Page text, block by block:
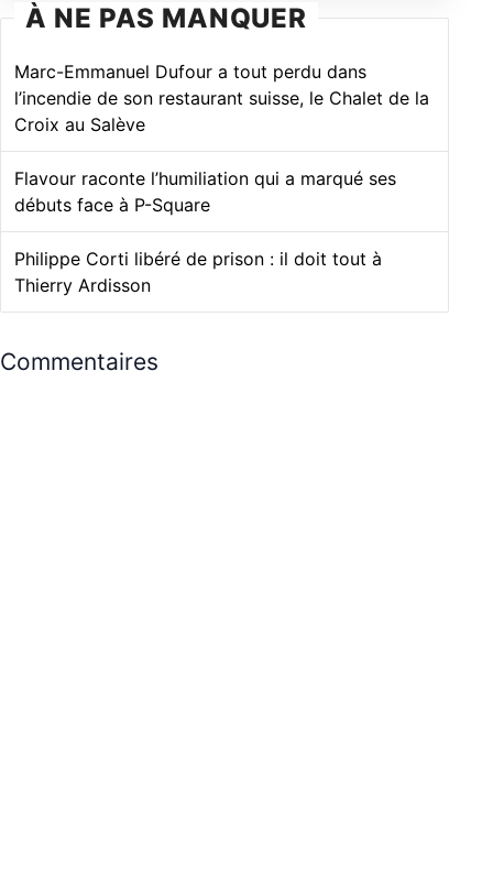
À NE PAS MANQUER
Marc-Emmanuel Dufour a tout perdu dans
l’incendie de son restaurant suisse, le Chalet de la
Croix au Salève
Flavour raconte l’humiliation qui a marqué ses
débuts face à P-Square
Philippe Corti libéré de prison : il doit tout à
Thierry Ardisson
Commentaires